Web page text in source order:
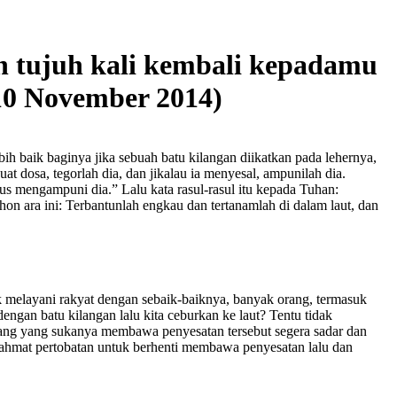
tujuh kali kembali kepadamu
November 2014)
baik baginya jika sebuah batu kilangan diikatkan pada lehernya,
dosa, tegorlah dia, dan jikalau ia menyesal, ampunilah dia.
mengampuni dia.” Lalu kata rasul-rasul itu kepada Tuhan:
ara ini: Terbantunlah engkau dan tertanamlah di dalam laut, dan
rakyat dengan sebaik-baiknya, banyak orang, termasuk
batu kilangan lalu kita ceburkan ke laut? Tentu tidak
yang sukanya membawa penyesatan tersebut segera sadar dan
pertobatan untuk berhenti membawa penyesatan lalu dan